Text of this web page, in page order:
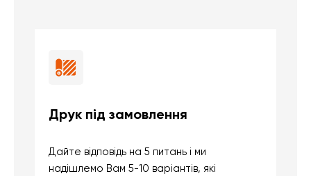
Друк під замовлення
Дайте відповідь на 5 питань і ми
надішлемо Вам 5-10 варіантів, які